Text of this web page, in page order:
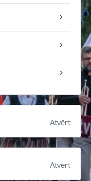
Atvērt
Atvērt